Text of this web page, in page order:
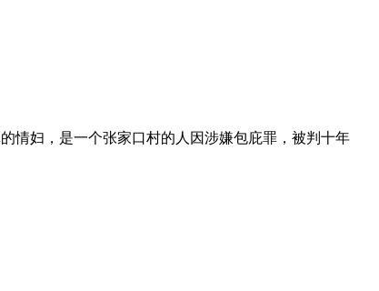
情妇，是一个张家口村的人因涉嫌包庇罪，被判十年